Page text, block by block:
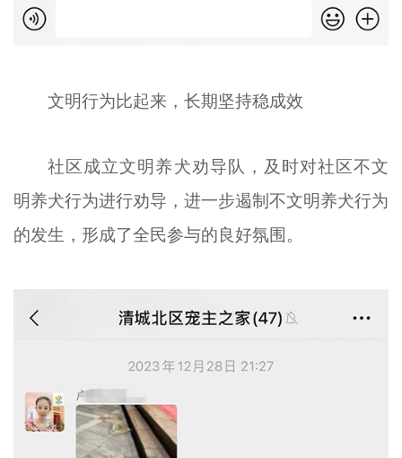
文明行为比起来，长期坚持稳成效
社区成立文明养犬劝导队，及时对社区不文
明养犬行为进行劝导，进一步遏制不文明养犬行为
的发生，形成了全民参与的良好氛围。